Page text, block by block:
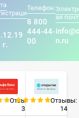
Телефон:
8 800
444-44-
00
ая
n.ru
Отзывы:
3
Отзывы:
14